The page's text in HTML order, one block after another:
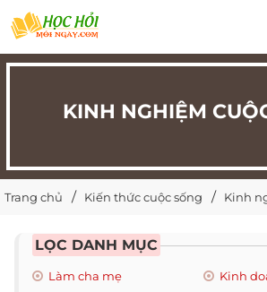
KINH NGHIỆM
Trang chủ Kiến thức cuộc sống Kinh
LỌC DANH MỤC
Làm cha mẹ
Kinh